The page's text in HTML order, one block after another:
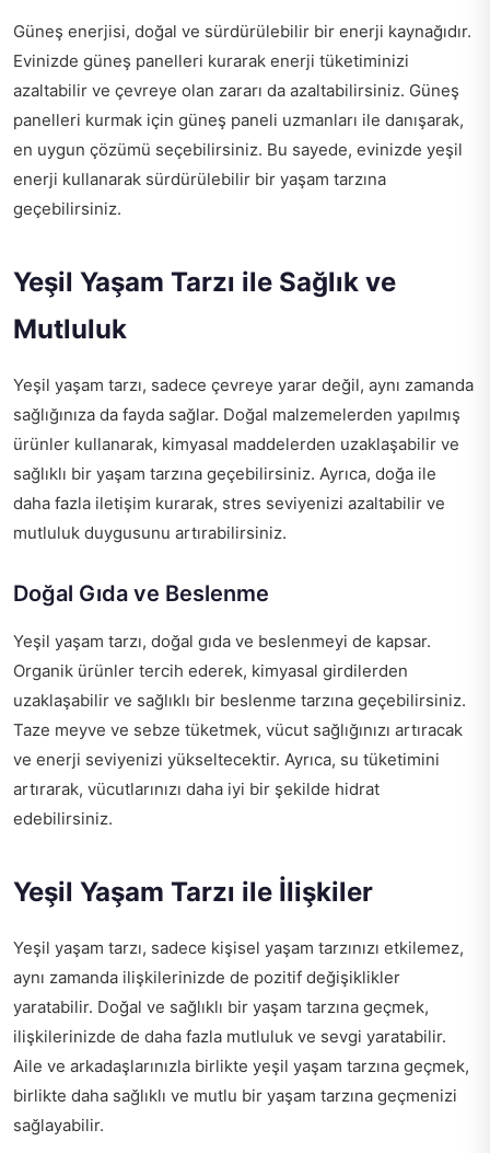
Güneş enerjisi, doğal ve sürdürülebilir bir enerji kaynağıdır.
Evinizde güneş panelleri kurarak enerji tüketiminizi
azaltabilir ve çevreye olan zararı da azaltabilirsiniz. Güneş
panelleri kurmak için güneş paneli uzmanları ile danışarak,
en uygun çözümü seçebilirsiniz. Bu sayede, evinizde yeşil
enerji kullanarak sürdürülebilir bir yaşam tarzına
geçebilirsiniz.
Yeşil Yaşam Tarzı ile Sağlık ve
Mutluluk
Yeşil yaşam tarzı, sadece çevreye yarar değil, aynı zamanda
sağlığınıza da fayda sağlar. Doğal malzemelerden yapılmış
ürünler kullanarak, kimyasal maddelerden uzaklaşabilir ve
sağlıklı bir yaşam tarzına geçebilirsiniz. Ayrıca, doğa ile
daha fazla iletişim kurarak, stres seviyenizi azaltabilir ve
mutluluk duygusunu artırabilirsiniz.
Doğal Gıda ve Beslenme
Yeşil yaşam tarzı, doğal gıda ve beslenmeyi de kapsar.
Organik ürünler tercih ederek, kimyasal girdilerden
uzaklaşabilir ve sağlıklı bir beslenme tarzına geçebilirsiniz.
Taze meyve ve sebze tüketmek, vücut sağlığınızı artıracak
ve enerji seviyenizi yükseltecektir. Ayrıca, su tüketimini
artırarak, vücutlarınızı daha iyi bir şekilde hidrat
edebilirsiniz.
Yeşil Yaşam Tarzı ile İlişkiler
Yeşil yaşam tarzı, sadece kişisel yaşam tarzınızı etkilemez,
aynı zamanda ilişkilerinizde de pozitif değişiklikler
yaratabilir. Doğal ve sağlıklı bir yaşam tarzına geçmek,
ilişkilerinizde de daha fazla mutluluk ve sevgi yaratabilir.
Aile ve arkadaşlarınızla birlikte yeşil yaşam tarzına geçmek,
birlikte daha sağlıklı ve mutlu bir yaşam tarzına geçmenizi
sağlayabilir.